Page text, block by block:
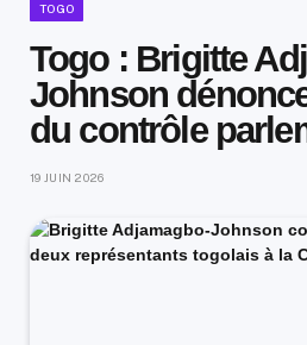
TOGO
Togo : Brigitte
Johnson
du contrôle
19 JUIN 2026